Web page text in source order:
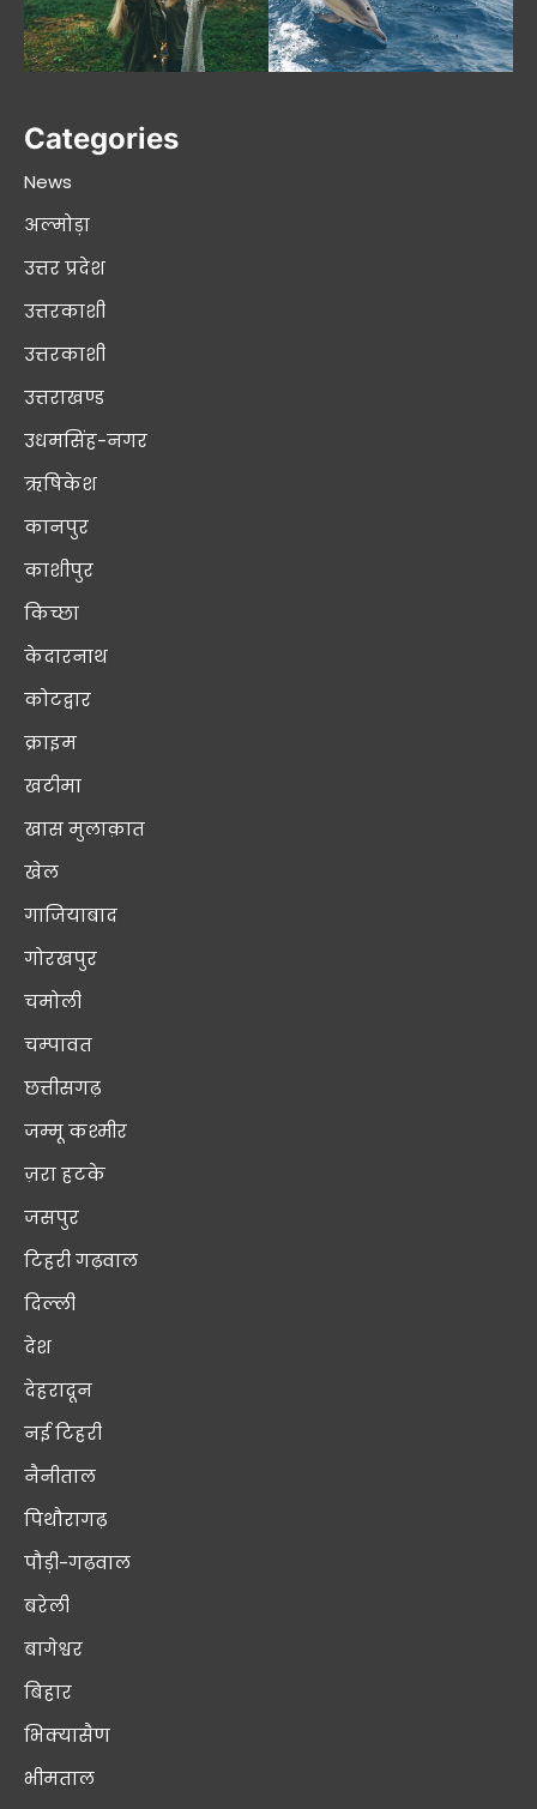
Categories
News
अल्मोड़ा
उत्तर प्रदेश
उत्तरकाशी
उत्तरकाशी
उत्तराखण्ड
उधमसिंह-नगर
ऋषिकेश
कानपुर
काशीपुर
किच्छा
केदारनाथ
कोटद्वार
क्राइम
खटीमा
खास मुलाक़ात
खेल
गाजियाबाद
गोरखपुर
चमोली
चम्पावत
छत्तीसगढ़
जम्मू कश्मीर
ज़रा हटके
जसपुर
टिहरी गढ़वाल
दिल्ली
देश
देहरादून
नई टिहरी
नैनीताल
पिथौरागढ़
पौड़ी-गढ़वाल
बरेली
बागेश्वर
बिहार
भिक्यासैण
भीमताल